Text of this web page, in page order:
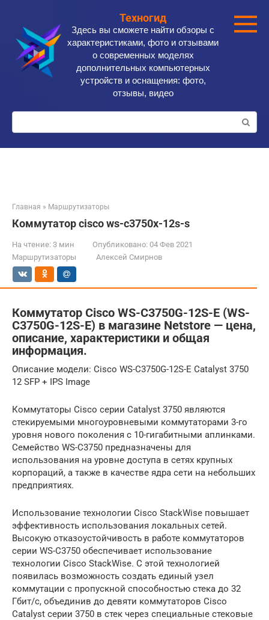
контенту
Техногид
Здесь вы сможете найти обзоры с
характеристиками, фото и отзывами
о современных моделях
дополнительных компьютерных
устройств и оснащения: фото,
отзывы, видео
Поиск:
Главная » Маршрутизаторы
Коммутатор cisco ws-c3750x-12s-s
На чтение: 3 мин Опубликовано: 04 Фев 2021
Маршрутизаторы
Алексей Смирнов
Коммутатор Cisco WS-C3750G-12S-E (WS-
C3750G-12S-E) в магазине Netstore — цена,
описание, характеристики и общая
информация.
Описание модели: Cisco WS-C3750G-12S-E Catalyst 3750
12 SFP + IPS Image
Коммутаторы Cisco серии Catalyst 3750 являются
стекируемыми многоуровневыми коммутаторами 3-го
уровня нового поколения c 10-гигабитными аплинками.
Семейство WS-C3750 предназначены для
использования на уровне доступа в сетях крупных
корпораций, а также в качестве ядра сети на небольших
предприятиях.
Использование технологии Cisco StackWise повышает
эффективность использования локальных сетей.
Высокую отказоустойчивость в работе коммутаторов
серии WS-C3750 обеспечивает использование
технологии Cisco StackWise. С этой технологией
появилась возможность создать единый узел
коммутации с пропускной способностью стека до 32
Гбит/с, объединив до девяти коммутаторов Cisco
Catalyst серии 3750 в стек через специальные стековые